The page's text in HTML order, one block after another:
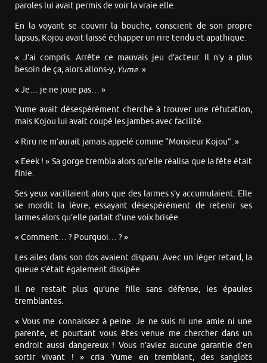
paroles lui avait permis de voir la vraie elle.
En la voyant se couvrir la bouche, conscient de son propre
lapsus, Kojou avait laissé échapper un rire tendu et apathique.
« J’ai compris. Arrête ce mauvais jeu d’acteur. Il n’y a plus
besoin de ça, alors allons-y, Yume. »
« Je… je ne joue pas… »
Yume avait désespérément cherché à trouver une réfutation,
mais Kojou lui avait coupé les jambes avec facilité.
« Riru ne m’aurait jamais appelé comme “Monsieur Kojou”. »
« Eeek ! » Sa gorge trembla alors qu’elle réalisa que la fête était
finie.
Ses yeux vacillaient alors que des larmes s’y accumulaient. Elle
se mordit la lèvre, essayant désespérément de retenir ses
larmes alors qu’elle parlait d’une voix brisée.
« Comment… ? Pourquoi… ? »
Les ailes dans son dos avaient disparu. Avec un léger retard, la
queue s’était également dissipée.
Il ne restait plus qu’une fille sans défense, les épaules
tremblantes.
« Vous me connaissez à peine. Je ne suis ni une amie ni une
parente, et pourtant vous êtes venue me chercher dans un
endroit aussi dangereux ! Vous n’aviez aucune garantie d’en
sortir vivant ! » cria Yume en tremblant, des sanglots